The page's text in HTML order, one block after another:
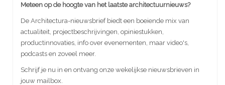
Meteen op de hoogte van het laatste architectuurnieuws?
De Architectura-nieuwsbrief biedt een boeiende mix van
actualiteit, projectbeschrijvingen, opiniestukken,
productinnovaties, info over evenementen, maar video's,
podcasts en zoveel meer.
Schrijf je nu in en ontvang onze wekelijkse nieuwsbrieven in
jouw mailbox.